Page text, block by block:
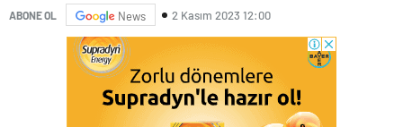
ABONE OL News 2 Kasım 2023 12:00